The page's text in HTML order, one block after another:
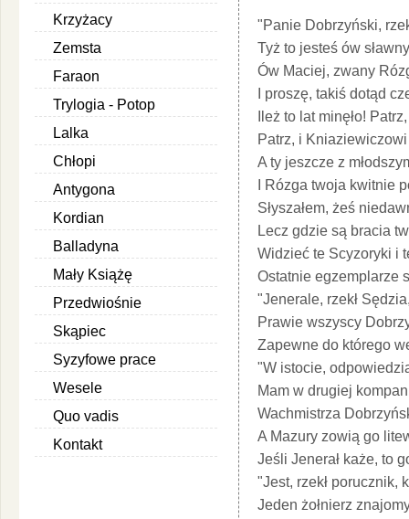
Krzyżacy
Zemsta
Faraon
Trylogia - Potop
Lalka
Chłopi
Antygona
Kordian
Balladyna
Mały Książę
Przedwiośnie
Skąpiec
Syzyfowe prace
Wesele
Quo vadis
Kontakt
"Panie Dobrzyński,
Tyż to jesteś ów
Ów Maciej, zwany
I proszę, takiś dotąd
Ileż to lat minęło!
Patrz, i Kniaziewiczowi
A ty jeszcze z
I Rózga twoja kwitnie
Słyszałem, żeś
Lecz gdzie są bracia
Widzieć te Scyzoryki i
Ostatnie egzemplarze
"Jenerale, rzekł
Prawie wszyscy
Zapewne do którego
"W istocie,
Mam w drugiej
Wachmistrza
A Mazury zowią go
Jeśli Jenerał każe, to
"Jest, rzekł porucznik,
Jeden żołnierz